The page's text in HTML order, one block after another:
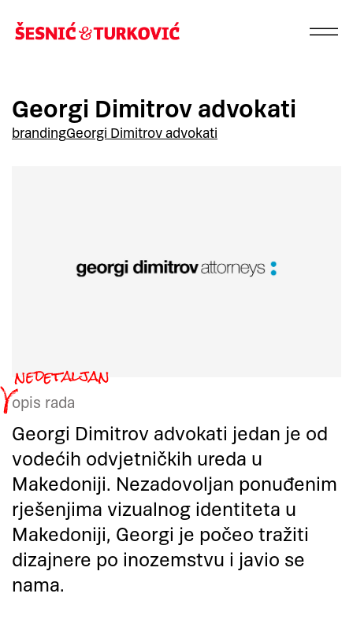
Georgi Dimitrov advokati
brandingGeorgi Dimitrov advokati
opis rada
Georgi Dimitrov advokati jedan je od
vodećih odvjetničkih ureda u
Makedoniji. Nezadovoljan ponuđenim
rješenjima vizualnog identiteta u
Makedoniji, Georgi je počeo tražiti
dizajnere po inozemstvu i javio se
nama.